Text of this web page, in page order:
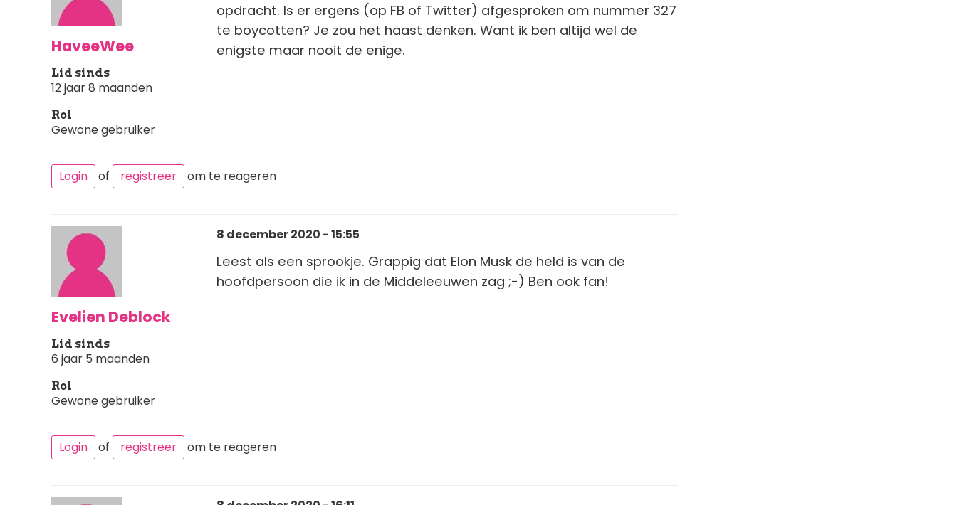
HaveeWee
Lid sinds
12 jaar 8 maanden
Rol
Gewone gebruiker
opdracht. Is er ergens (op FB of Twitter) afgesproken om nummer 327
te boycotten? Je zou het haast denken. Want ik ben altijd wel de
enigste maar nooit de enige.
Login of registreer om te reageren
Evelien Deblock
Lid sinds
6 jaar 5 maanden
Rol
Gewone gebruiker
8 december 2020 - 15:55
Leest als een sprookje. Grappig dat Elon Musk de held is van de
hoofdpersoon die ik in de Middeleeuwen zag ;-) Ben ook fan!
Login of registreer om te reageren